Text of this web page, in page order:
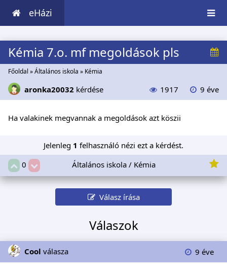
eHázi
Kémia 7.o. mf megoldások pls
Főoldal »Általános iskola » Kémia
aronka20032 kérdése 1917 9 éve
Ha valakinek megvannak a megoldások azt köszii
Jelenleg 1 felhasználó nézi ezt a kérdést.
0
Általános iskola / Kémia
Válasz írása
Válaszok
Cool válasza 9 éve